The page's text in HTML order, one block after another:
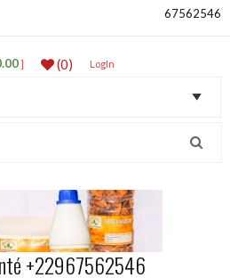
67562546
] (0) LogIn
+22967562546